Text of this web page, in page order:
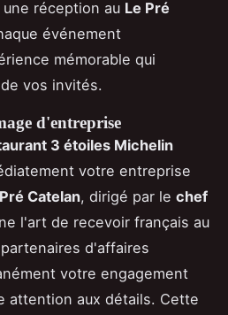
réception au Le Pré
événement
mémorable qui
vos invités.
d'entreprise
3 étoiles Michelin
votre entreprise
Catelan, dirigé par le chef
l'art de recevoir français au
d'affaires
votre engagement
attention aux détails. Cette